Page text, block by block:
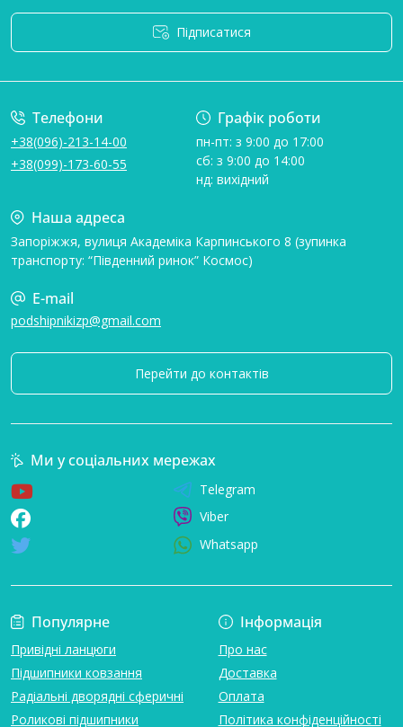
Підписатися
Телефони
+38(096)-213-14-00
+38(099)-173-60-55
Графік роботи
пн-пт: з 9:00 до 17:00
сб: з 9:00 до 14:00
нд: вихідний
Наша адреса
Запоріжжя, вулиця Академіка Карпинського 8 (зупинка
транспорту: “Південний ринок” Космос)
E-mail
podshipnikizp@gmail.com
Перейти до контактів
Популярне
Привідні ланцюги
Підшипники ковзання
Радіальні дворядні сферичні
Роликові підшипники
Інформація
Про нас
Доставка
Оплата
Політика конфіденційності
Ми у соціальних мережах
Telegram
Viber
Whatsapp